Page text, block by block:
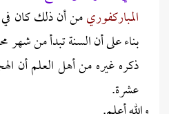
المباركفوريمن أن ذلك كان في
بناء على أن السنة تبدأ من شهر
ذكره غيره من أهل العلم أن
عشرة.